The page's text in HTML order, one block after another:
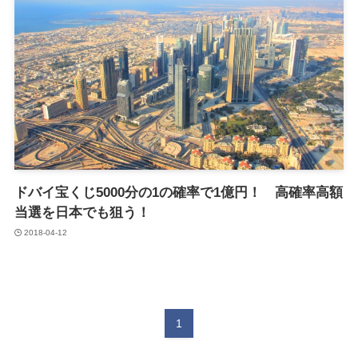
ドバイ宝くじ5000分の1の確率で1億円！ 高確率高額
当選を日本でも狙う！
2018-04-12
1